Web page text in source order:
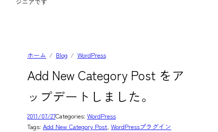
ホーム Blog WordPress
Add New Category Post をア
ップデートしました。
2011/07/27Categories: WordPress
Tags: Add New Category Post, WordPressプラグイン